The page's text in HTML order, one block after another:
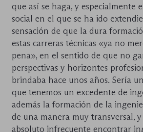
que así se haga, y especialmente
social en el que se ha ido
sensación de que la dura
estas carreras técnicas «ya no
pena», en el sentido de que no
perspectivas y horizontes
brindaba hace unos años. Sería
que tenemos un excedente de
además la formación de la
de una manera muy transversal,
absoluto infrecuente encontrar